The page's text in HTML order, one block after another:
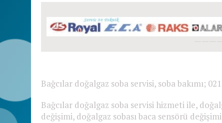
Bağcılar doğalgaz soba servisi, soba bakımı;
Bağcılar doğalgaz soba servisi hizmeti ile,
değişimi, doğalgaz sobası baca sensörü